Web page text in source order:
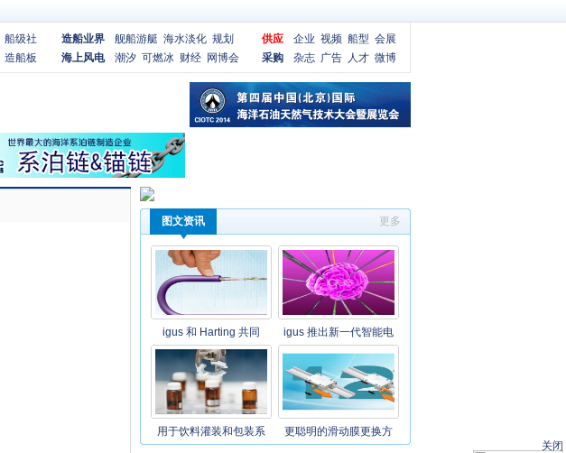
关闭
船级社
造船板
造船业界 舰船游艇 海水淡化 规划
海上风电
潮汐 可燃冰 财经 网博会
供应 企业 视频 船型 会展
采购
杂志 广告 人才 微博
更多
图文资讯
igus 和 Harting 共同 igus 推出新一代智能电
用于饮料灌装和包装系 更聪明的滑动膜更换方